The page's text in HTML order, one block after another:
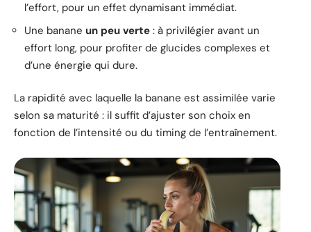
l’effort, pour un effet dynamisant immédiat.
Une banane un peu verte : à privilégier avant un
effort long, pour profiter de glucides complexes et
d’une énergie qui dure.
La rapidité avec laquelle la banane est assimilée varie
selon sa maturité : il suffit d’ajuster son choix en
fonction de l’intensité ou du timing de l’entraînement.